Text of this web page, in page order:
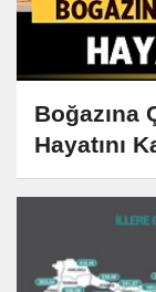
Boğazına
Hayatını